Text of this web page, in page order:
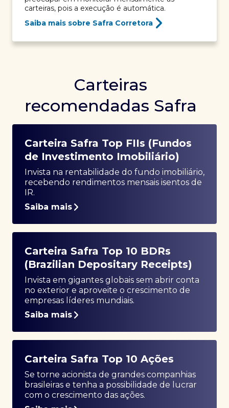
carteiras, pois a execução é automática.
Saiba mais sobre Safra Corretora
Carteiras
recomendadas Safra
Carteira Safra Top FIIs (Fundos
de Investimento Imobiliário)
Invista na rentabilidade do fundo imobiliário,
recebendo rendimentos mensais isentos de
IR.
Saiba mais
Carteira Safra Top 10 BDRs
(Brazilian Depositary Receipts)
Invista em gigantes globais sem abrir conta
no exterior e aproveite o crescimento de
empresas líderes mundiais.
Saiba mais
Carteira Safra Top 10 Ações
Se torne acionista de grandes companhias
brasileiras e tenha a possibilidade de lucrar
com o crescimento das ações.